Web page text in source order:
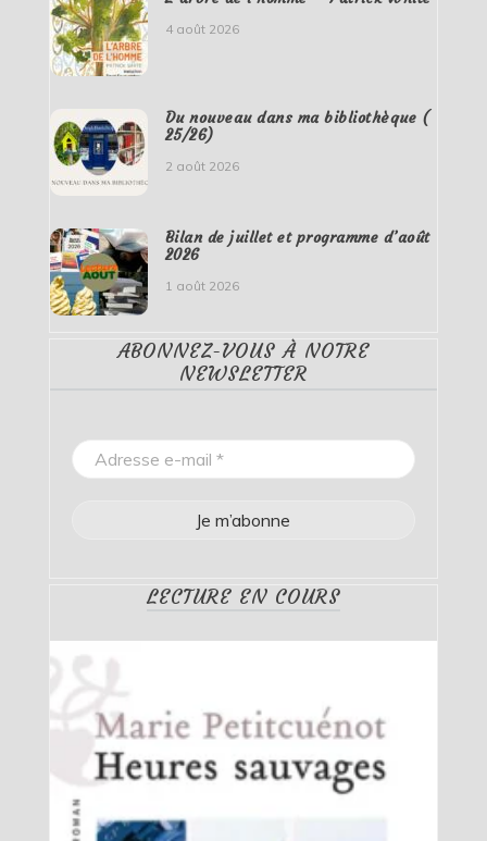
4 août 2026
Du nouveau dans ma bibliothèque (
25/26)
2 août 2026
Bilan de juillet et programme d’août
2026
1 août 2026
ABONNEZ-VOUS À NOTRE
NEWSLETTER
LECTURE EN COURS